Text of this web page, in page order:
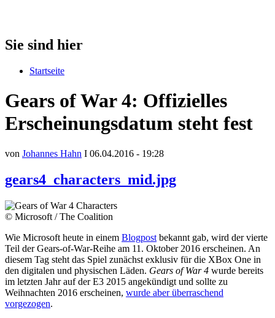
Sie sind hier
Startseite
Gears of War 4: Offizielles
Erscheinungsdatum steht fest
von Johannes Hahn I 06.04.2016 - 19:28
gears4_characters_mid.jpg
© Microsoft / The Coalition
Wie Microsoft heute in einem Blogpost bekannt gab, wird der vierte
Teil der Gears-of-War-Reihe am 11. Oktober 2016 erscheinen. An
diesem Tag steht das Spiel zunächst exklusiv für die XBox One in
den digitalen und physischen Läden. Gears of War 4 wurde bereits
im letzten Jahr auf der E3 2015 angekündigt und sollte zu
Weihnachten 2016 erscheinen, wurde aber überraschend
vorgezogen.